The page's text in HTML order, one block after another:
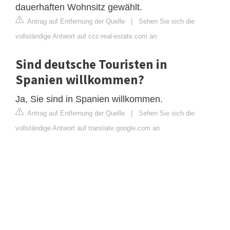
dauerhaften Wohnsitz gewählt.
Antrag auf Entfernung der Quelle | Sehen Sie sich die
vollständige Antwort auf ccc-real-estate.com an
Sind deutsche Touristen in
Spanien willkommen?
Ja, Sie sind in Spanien willkommen.
Antrag auf Entfernung der Quelle | Sehen Sie sich die
vollständige Antwort auf translate.google.com an